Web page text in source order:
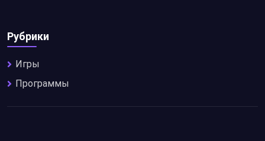
Рубрики
Игры
Программы